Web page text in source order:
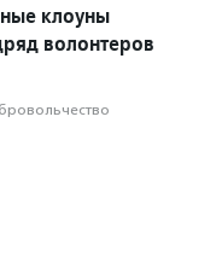
клоуны
волонтеров